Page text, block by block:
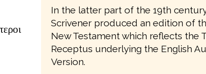
In the latter part of the 19th century,
Scrivener produced an edition of
New Testament which reflects the
Receptus underlying the English
Version.